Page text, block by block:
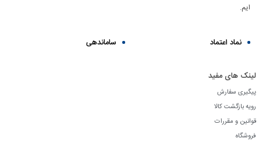
ایم.
نماد اعتماد ساماندهی
لینک های مفید
پیگیری سفارش
رویه بازگشت کالا
قوانین و مقررات
فروشگاه